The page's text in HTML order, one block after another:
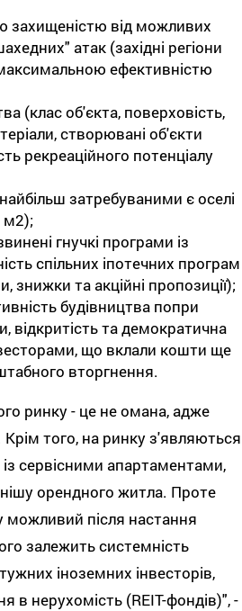
захищеністю від можливих
атак (західні регіони
ефективністю
(клас об'єкта, поверховість,
створювані об'єкти
рекреаційного потенціалу
затребуваними є оселі
м2);
гнучкі програми із
спільних іпотечних програм
та акційні пропозиції);
будівництва попри
відкритість та демократична
що вклали кошти ще
вторгнення.
ринку - це не омана, адже
того, на ринку з'являються
сервісними апартаментами,
орендного житла. Проте
можливий після настання
залежить системність
іноземних інвесторів,
в нерухомість (REIT-фондів)", -